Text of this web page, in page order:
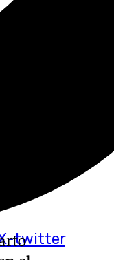
twitter